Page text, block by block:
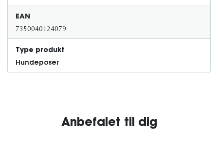
EAN
7350040124079
Type produkt
Hundeposer
Anbefalet til dig